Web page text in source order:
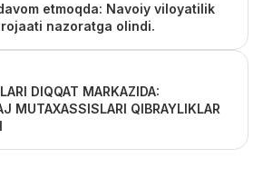
etmoqda: Navoiy viloyatilik
nazoratga olindi.
DIQQAT MARKAZIDA:
MUTAXASSISLARI QIBRAYLIKLAR